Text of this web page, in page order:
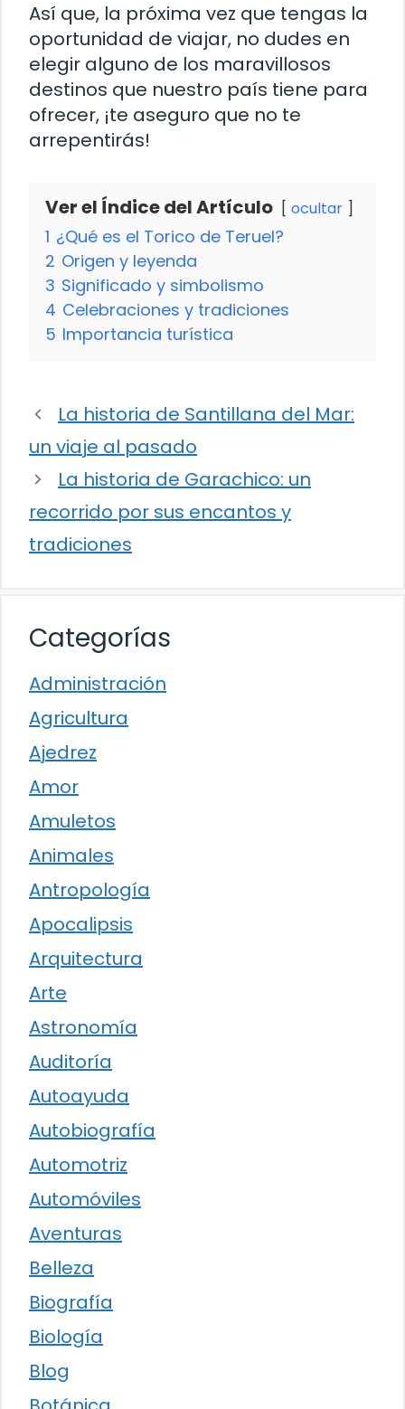
Así que, la próxima vez que tengas la
oportunidad de viajar, no dudes en
elegir alguno de los maravillosos
destinos que nuestro país tiene para
ofrecer, ¡te aseguro que no te
arrepentirás!
Ver el Índice del Artículo ocultar
1 ¿Qué es el Torico de Teruel?
2 Origen y leyenda
3 Significado y simbolismo
4 Celebraciones y tradiciones
5 Importancia turística
La historia de Santillana del Mar:
un viaje al pasado
La historia de Garachico: un
recorrido por sus encantos y
tradiciones
Categorías
Administración
Agricultura
Ajedrez
Amor
Amuletos
Animales
Antropología
Apocalipsis
Arquitectura
Arte
Astronomía
Auditoría
Autoayuda
Autobiografía
Automotriz
Automóviles
Aventuras
Belleza
Biografía
Biología
Blog